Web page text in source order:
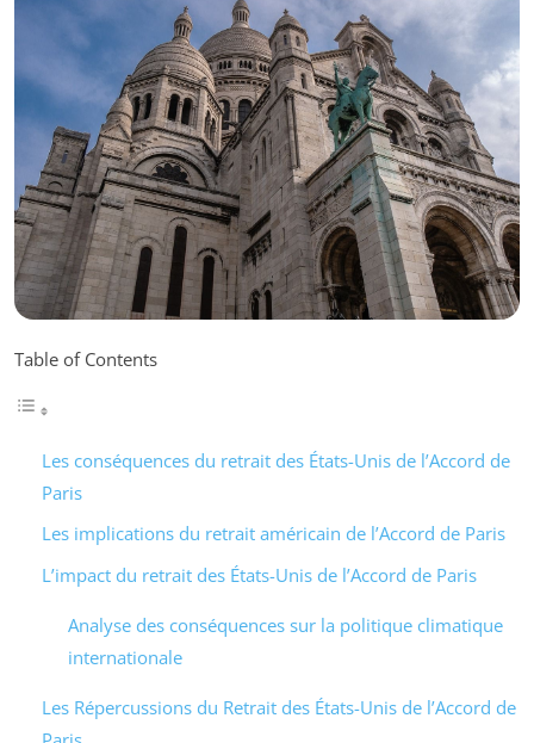
Table of Contents
Les conséquences du retrait des États-Unis de l’Accord de
Paris
Les implications du retrait américain de l’Accord de Paris
L’impact du retrait des États-Unis de l’Accord de Paris
Analyse des conséquences sur la politique climatique
internationale
Les Répercussions du Retrait des États-Unis de l’Accord de